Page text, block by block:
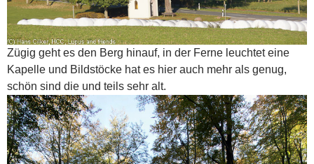
Zügig geht es den Berg hinauf, in der Ferne leuchtet eine
Kapelle und Bildstöcke hat es hier auch mehr als genug,
schön sind die und teils sehr alt.